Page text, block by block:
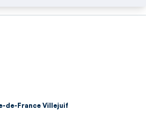
de-France Villejuif